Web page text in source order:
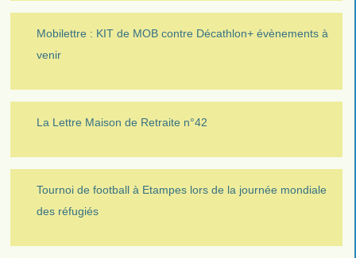
Mobilettre : KIT de MOB contre Décathlon+ évènements à
venir
La Lettre Maison de Retraite n°42
Tournoi de football à Etampes lors de la journée mondiale
des réfugiés